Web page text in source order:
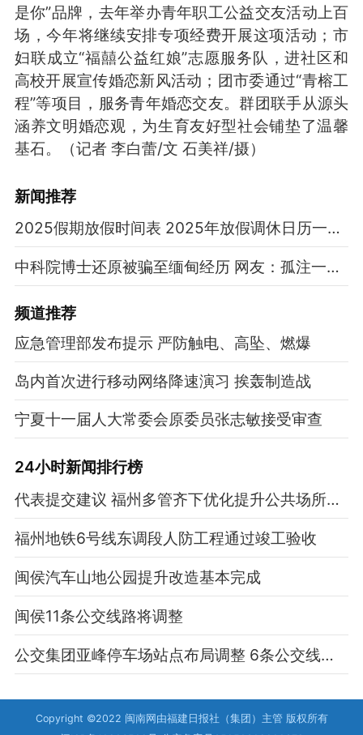
是你”品牌，去年举办青年职工公益交友活动上百
场，今年将继续安排专项经费开展这项活动；市
妇联成立“福囍公益红娘”志愿服务队，进社区和
高校开展宣传婚恋新风活动；团市委通过“青榕工
程”等项目，服务青年婚恋交友。群团联手从源头
涵养文明婚恋观，为生育友好型社会铺垫了温馨
基石。（记者 李白蕾/文 石美祥/摄）
新闻推荐
2025假期放假时间表 2025年放假调休日历一览表
中科院博士还原被骗至缅甸经历 网友：孤注一掷现实版
频道推荐
应急管理部发布提示 严防触电、高坠、燃爆
岛内首次进行移动网络降速演习 挨轰制造战
宁夏十一届人大常委会原委员张志敏接受审查
24小时新闻排行榜
代表提交建议 福州多管齐下优化提升公共场所育婴设施供给
福州地铁6号线东调段人防工程通过竣工验收
闽侯汽车山地公园提升改造基本完成
闽侯11条公交线路将调整
公交集团亚峰停车场站点布局调整 6条公交线路将变更
Copyright ©2022 闽南网由福建日报社（集团）主管 版权所有